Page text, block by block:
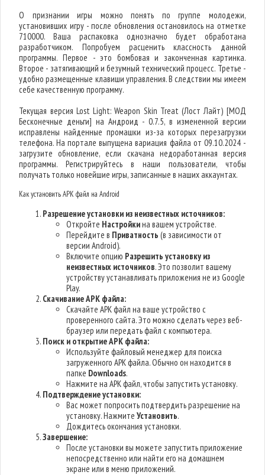
О признании игры можно понять по группе молодежи,
установивших игру - после обновления остановилось на отметке
710000. Ваша распаковка однозначно будет обработана
разработчиком. Попробуем расценить классность данной
программы. Первое - это бомбовая и законченная картинка.
Второе - затягивающий и безумный технический процесс. Третье -
удобно размещенные клавиши управления. В следствии мы имеем
себе качественную программу.
Текущая версия Lost Light: Weapon Skin Treat (Лост Лайт) [МОД
Бесконечные деньги] на Андроид - 0.7.5, в измененной версии
исправлены найденные промашки из-за которых перезагрузки
телефона. На портале выпущена вариация файла от 09.10.2024 -
загрузите обновление, если скачана недоработанная версия
программы. Регистрируйтесь в наши пользователи, чтобы
получать только новейшие игры, записанные в наших аккаунтах.
Как установить APK файл на Android
Разрешение установки из неизвестных источников:
Откройте Настройкина вашем устройстве.
Перейдите в Приватность (в зависимости от
версии Android).
Включите опцию Разрешить установку из
неизвестных источников. Это позволит вашему
устройству устанавливать приложения не из Google
Play.
Скачивание APK файла:
Скачайте APK файл на ваше устройство с
проверенного сайта. Это можно сделать через веб-
браузер или передать файл с компьютера.
Поиск и открытие APK файла:
Используйте файловый менеджер для поиска
загруженного APK файла. Обычно он находится в
папке Downloads.
Нажмите на APK файл, чтобы запустить установку.
Подтверждение установки:
Вас может попросить подтвердить разрешение на
установку. НажмитеУстановить.
Дождитесь окончания установки.
Завершение:
После установки вы можете запустить приложение
непосредственно или найти его на домашнем
экране или в меню приложений.